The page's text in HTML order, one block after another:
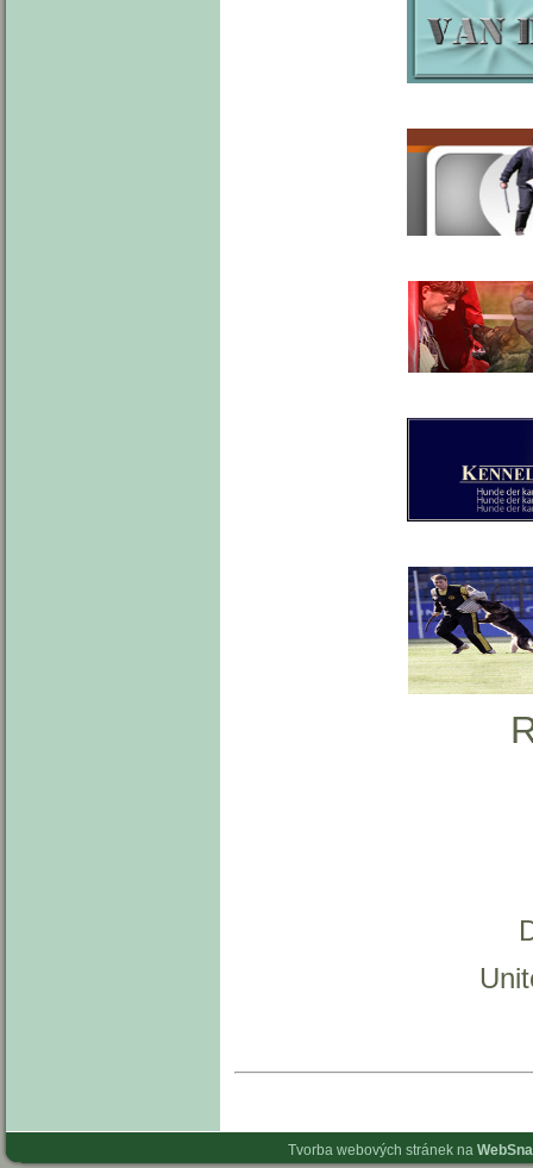
Tvorba webových stránek na